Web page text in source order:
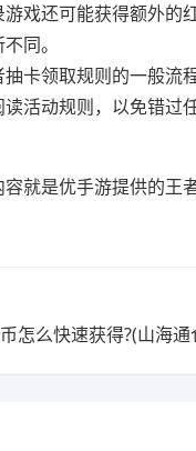
戏还可能获得额外的
同。
卡领取规则的一般流
活动规则，以免错过
就是优手游提供的王
怎么快速获得?(山海通